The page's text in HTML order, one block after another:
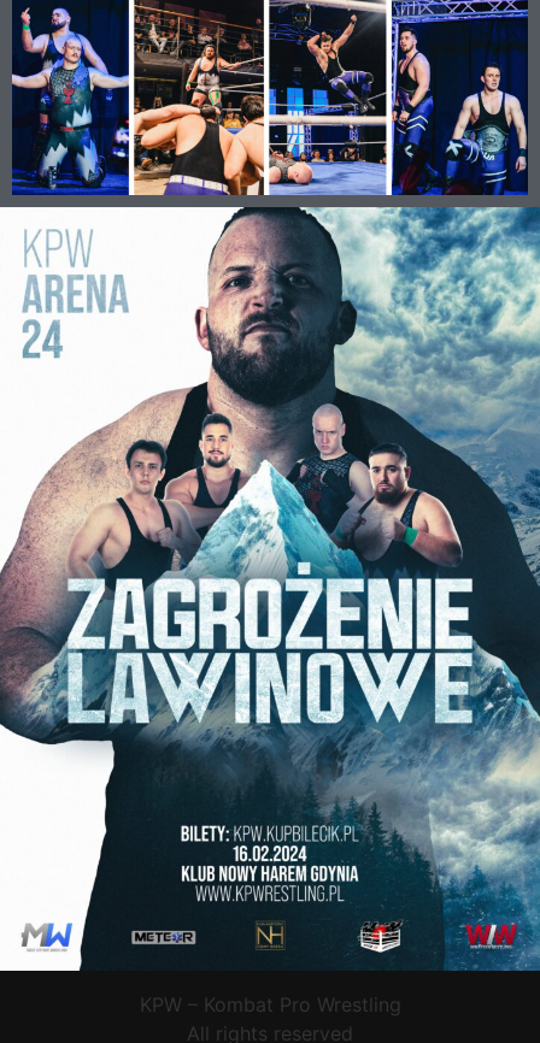
KPW – Kombat Pro Wrestling
All rights reserved